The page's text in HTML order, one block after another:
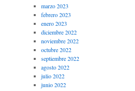
marzo 2023
febrero 2023
enero 2023
diciembre 2022
noviembre 2022
octubre 2022
septiembre 2022
agosto 2022
julio 2022
junio 2022